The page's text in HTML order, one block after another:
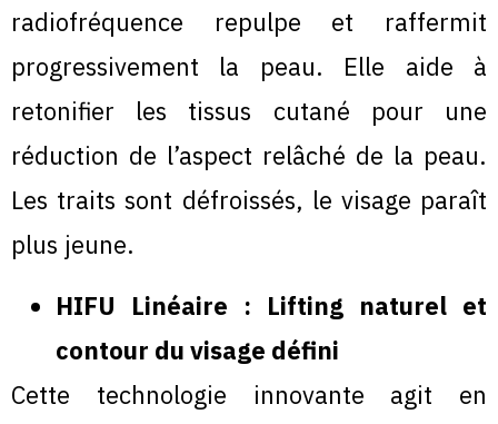
radiofréquence repulpe et raffermit
progressivement la peau. Elle aide à
retonifier les tissus cutané pour une
réduction de l’aspect relâché de la peau.
Les traits sont défroissés, le visage paraît
plus jeune.
HIFU Linéaire : Lifting naturel et
contour du visage défini
Cette technologie innovante agit en